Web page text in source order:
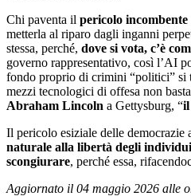
Chi paventa il pericolo
metterla al riparo dagli inganni
stessa, perché, dove si vota, c’è
governo rappresentativo, così l’AI
fondo proprio di crimini “politici” si
mezzi tecnologici di offesa non
Abraham Lincoln a Gettysburg, “il
Il pericolo esiziale delle democrazie
naturale alla libertà degli individui
scongiurare, perché essa,
Aggiornato il 04 maggio 2026 alle